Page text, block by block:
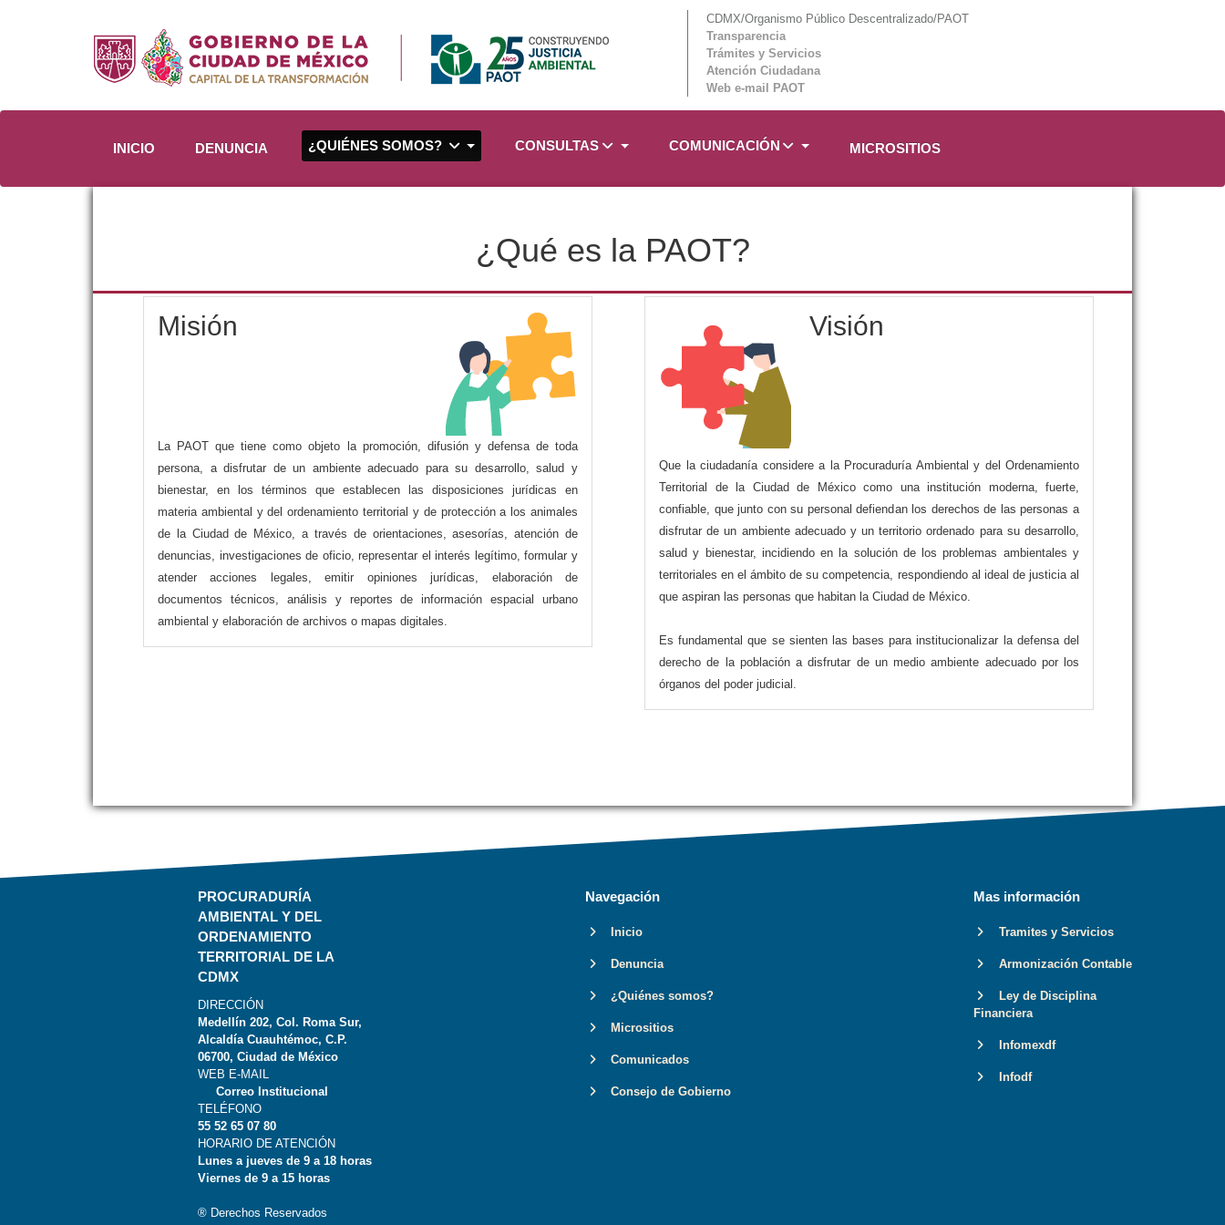
CDMX/Organismo Público Descentralizado/PAOT
Transparencia
Trámites y Servicios
Atención Ciudadana
Web e-mail PAOT
INICIO DENUNCIA ¿QUIÉNES SOMOS? CONSULTAS COMUNICACIÓN MICROSITIOS
¿Qué es la PAOT?
Misión
La PAOT que tiene como objeto la promoción, difusión y defensa de toda
persona, a disfrutar de un ambiente adecuado para su desarrollo, salud y
bienestar, en los términos que establecen las disposiciones jurídicas en
materia ambiental y del ordenamiento territorial y de protección a los animales
de la Ciudad de México, a través de orientaciones, asesorías, atención de
denuncias, investigaciones de oficio, representar el interés legítimo, formular y
atender acciones legales, emitir opiniones jurídicas, elaboración de
documentos técnicos, análisis y reportes de información espacial urbano
ambiental y elaboración de archivos o mapas digitales.
Visión
Que la ciudadanía considere a la Procuraduría Ambiental y del Ordenamiento
Territorial de la Ciudad de México como una institución moderna, fuerte,
confiable, que junto con su personal defiendan los derechos de las personas a
disfrutar de un ambiente adecuado y un territorio ordenado para su desarrollo,
salud y bienestar, incidiendo en la solución de los problemas ambientales y
territoriales en el ámbito de su competencia, respondiendo al ideal de justicia al
que aspiran las personas que habitan la Ciudad de México.
Es fundamental que se sienten las bases para institucionalizar la defensa del
derecho de la población a disfrutar de un medio ambiente adecuado por los
órganos del poder judicial.
PROCURADURÍA
AMBIENTAL Y DEL
ORDENAMIENTO
TERRITORIAL DE LA
CDMX
DIRECCIÓN
Medellín 202, Col. Roma Sur,
Alcaldía Cuauhtémoc, C.P.
06700, Ciudad de México
WEB E-MAIL
Correo Institucional
TELÉFONO
55 52 65 07 80
HORARIO DE ATENCIÓN
Lunes a jueves de 9 a 18 horas
Viernes de 9 a 15 horas
® Derechos Reservados
Navegación
Inicio
Denuncia
¿Quiénes somos?
Micrositios
Comunicados
Consejo de Gobierno
Mas información
Tramites y Servicios
Armonización Contable
Ley de Disciplina
Financiera
Infomexdf
Infodf